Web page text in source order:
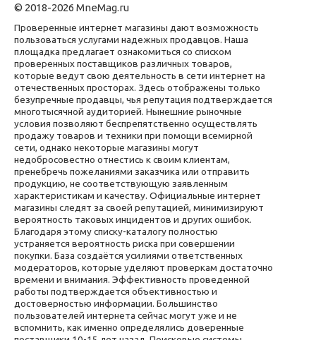
© 2018-2026 MneMag.ru
Проверенные интернет магазины дают возможность
пользоваться услугами надежных продавцов. Наша
площадка предлагает ознакомиться со списком
проверенных поставщиков различных товаров,
которые ведут свою деятельность в сети интернет на
отечественных просторах. Здесь отображены только
безупречные продавцы, чья репутация подтверждается
многотысячной аудиторией. Нынешние рыночные
условия позволяют беспрепятственно осуществлять
продажу товаров и техники при помощи всемирной
сети, однако некоторые магазины могут
недобросовестно отнестись к своим клиентам,
пренебречь пожеланиями заказчика или отправить
продукцию, не соответствующую заявленным
характеристикам и качеству. Официальные интернет
магазины следят за своей репутацией, минимизируют
вероятность таковых инцидентов и других ошибок.
Благодаря этому списку-каталогу полностью
устраняется вероятность риска при совершении
покупки. База создаётся усилиями ответственных
модераторов, которые уделяют проверкам достаточно
времени и внимания. Эффективность проведенной
работы подтверждается объективностью и
достоверностью информации. Большинство
пользователей интернета сейчас могут уже и не
вспомнить, как именно определялись доверенные